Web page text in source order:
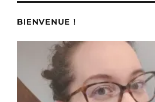
BIENVENUE !